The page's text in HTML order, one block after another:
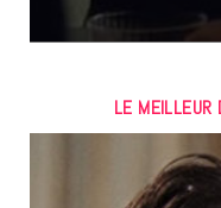
LE MEILLEUR